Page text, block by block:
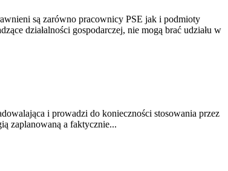
są zarówno pracownicy PSE jak i podmioty
działalności gospodarczej, nie mogą brać udziału w
i prowadzi do konieczności stosowania przez
zaplanowaną a faktycznie...